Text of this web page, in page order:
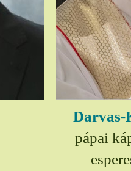
Darvas-
pápai